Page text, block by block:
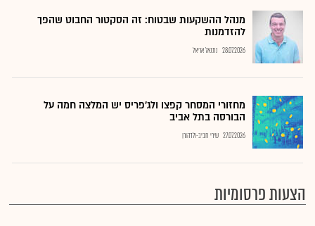
מנהל ההשקעות שבטוח: זה הסקטור החבוט שהפך
להזדמנות
28.07.2026 נתנאל אריאל
מחזורי המסחר קפצו ולג'פריס יש המלצה חמה על
הבורסה בתל אביב
27.07.2026 שירי חביב-ולדהורן
הצעות פרסומיות